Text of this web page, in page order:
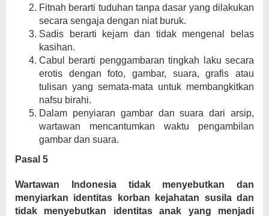
Fitnah berarti tuduhan tanpa dasar yang dilakukan
secara sengaja dengan niat buruk.
Sadis berarti kejam dan tidak mengenal belas
kasihan.
Cabul berarti penggambaran tingkah laku secara
erotis dengan foto, gambar, suara, grafis atau
tulisan yang semata-mata untuk membangkitkan
nafsu birahi.
Dalam penyiaran gambar dan suara dari arsip,
wartawan mencantumkan waktu pengambilan
gambar dan suara.
Pasal 5
Wartawan Indonesia tidak menyebutkan dan
menyiarkan identitas korban kejahatan susila dan
tidak menyebutkan identitas anak yang menjadi